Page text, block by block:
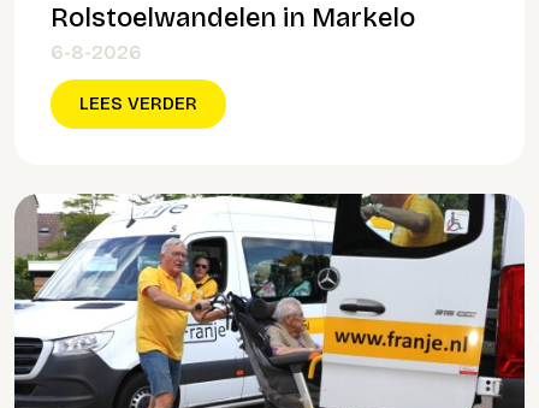
Rolstoelwandelen in Markelo
6-8-2026
LEES VERDER